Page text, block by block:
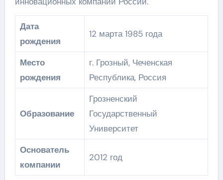
Дата
рождения
12 марта 1985 года
Место
рождения
г. Грозный, Чеченская
Республика, Россия
Образование
Грозненский
Государственный
Университет
Основатель
компании
2012 год